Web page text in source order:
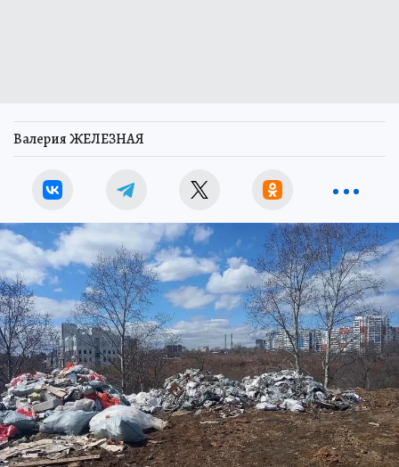
Валерия ЖЕЛЕЗНАЯ